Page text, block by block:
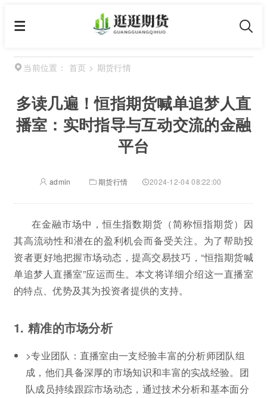
当前位置： 首页 > 期货行情
多读几遍！恒指期货喊单追梦人直
播室：实时指导与互动交流的金融
平台
admin 期货行情 2024-12-04 08:22:00
在金融市场中，恒生指数期货（简称恒指期货）因
其高流动性和潜在的盈利机会而备受关注。为了帮助投
资者更好地把握市场动态，提高交易技巧，“恒指期货喊
单追梦人直播室”应运而生。本文将详细介绍这一直播室
的特点、优势及其为投资者提供的支持。
1. 精准的市场分析
>专业团队：直播室由一支经验丰富的分析师团队组
成，他们具备深厚的市场知识和丰富的实战经验。团
队成员持续跟踪市场动态，通过技术分析和基本面分